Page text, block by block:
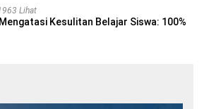
Lihat
Kesulitan Belajar Siswa: 100%